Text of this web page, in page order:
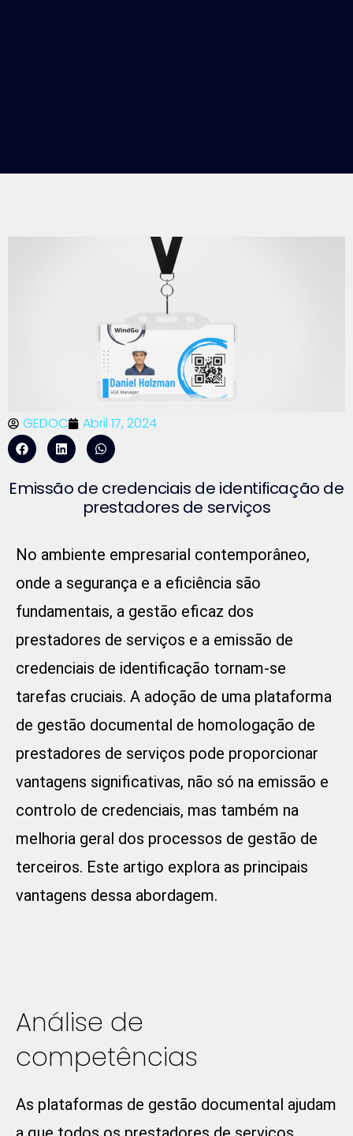
GEDOC Abril 17, 2024
Emissão de credenciais de identificação de
prestadores de serviços
No ambiente empresarial contemporâneo,
onde a segurança e a eficiência são
fundamentais, a gestão eficaz dos
prestadores de serviços e a emissão de
credenciais de identificação tornam-se
tarefas cruciais. A adoção de uma plataforma
de gestão documental de homologação de
prestadores de serviços pode proporcionar
vantagens significativas, não só na emissão e
controlo de credenciais, mas também na
melhoria geral dos processos de gestão de
terceiros. Este artigo explora as principais
vantagens dessa abordagem.
Análise de
competências
As plataformas de gestão documental ajudam